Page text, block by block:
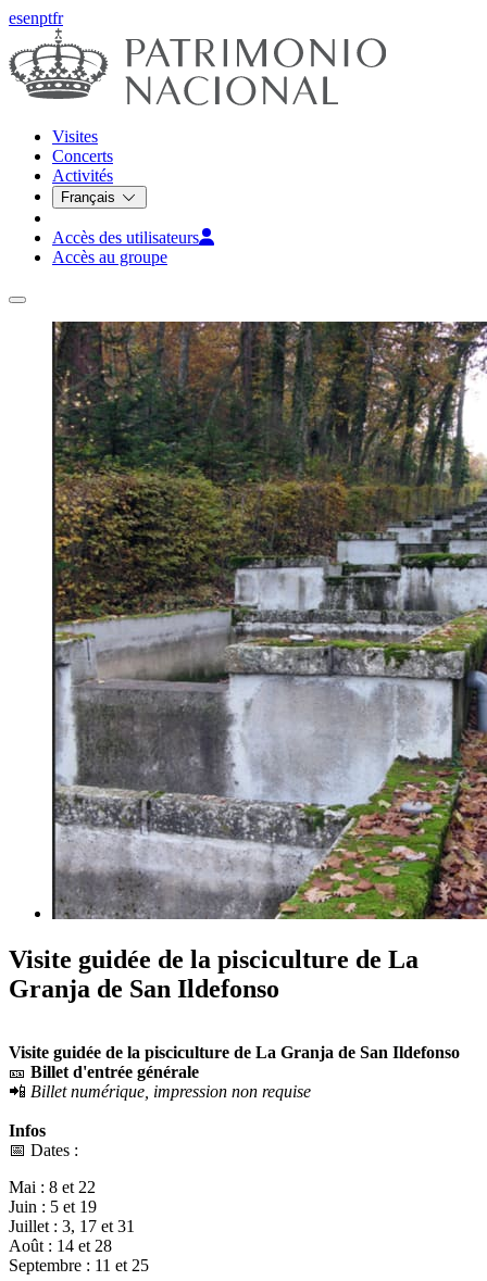
esenptfr
Visites
Concerts
Activités
Français
Accès des utilisateurs
Accès au groupe
Visite guidée de la pisciculture de La
Granja de San Ildefonso
Visite guidée de la pisciculture de La Granja de San Ildefonso
🎫 Billet d'entrée générale
📲 Billet numérique, impression non requise
Infos
📅 Dates :
Mai : 8 et 22
Juin : 5 et 19
Juillet : 3, 17 et 31
Août : 14 et 28
Septembre : 11 et 25